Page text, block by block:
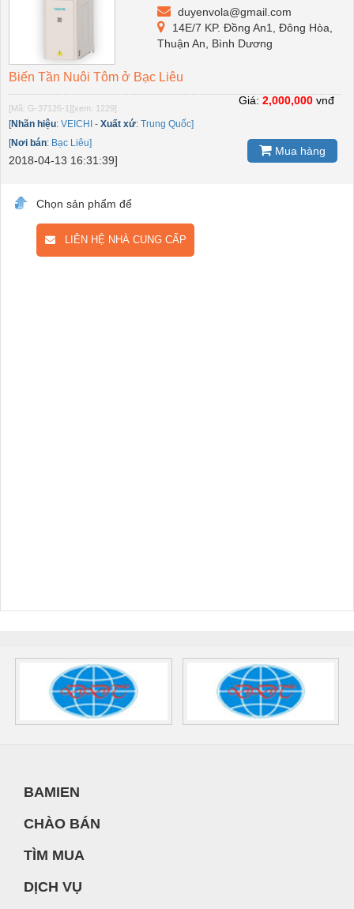
duyenvola@gmail.com
14E/7 KP. Đồng An1, Đông Hòa,
Thuận An, Bình Dương
Biến Tần Nuôi Tôm ở Bạc Liêu
[Mã: G-37126-1][xem: 1229]
[Nhãn hiệu: VEICHI - Xuất xứ: Trung Quốc]
[Nơi bán: Bạc Liêu]
2018-04-13 16:31:39]
Giá: 2,000,000 vnđ
Mua hàng
Chọn sản phẩm để
LIÊN HỆ NHÀ CUNG CẤP
BAMIEN
CHÀO BÁN
TÌM MUA
DỊCH VỤ